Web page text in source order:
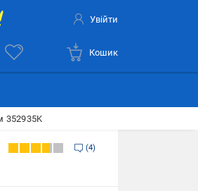
Увійти
Кошик
352935K
4